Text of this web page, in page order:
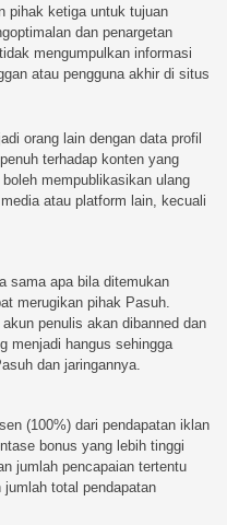
pihak ketiga untuk tujuan
dan penargetan
mengumpulkan informasi
atau pengguna akhir di situs
orang lain dengan data profil
terhadap konten yang
mempublikasikan ulang
atau platform lain, kecuali
sama apa bila ditemukan
merugikan pihak Pasuh.
penulis akan dibanned dan
menjadi hangus sehingga
dan jaringannya.
(100%) dari pendapatan iklan
bonus yang lebih tinggi
jumlah pencapaian tertentu
total pendapatan